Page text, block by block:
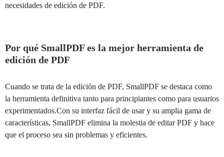
necesidades de edición de PDF.
Por qué SmallPDF es la mejor herramienta de
edición de PDF
Cuando se trata de la edición de PDF, SmallPDF se destaca como
la herramienta definitiva tanto para principiantes como para usuarios
experimentados.Con su interfaz fácil de usar y su amplia gama de
características, SmallPDF elimina la molestia de editar PDF y hace
que el proceso sea sin problemas y eficientes.